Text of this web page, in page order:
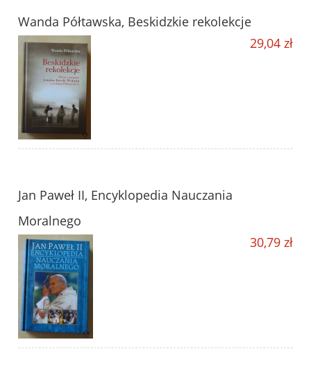
Wanda Półtawska, Beskidzkie rekolekcje
29,04 zł
Jan Paweł II, Encyklopedia Nauczania
Moralnego
30,79 zł